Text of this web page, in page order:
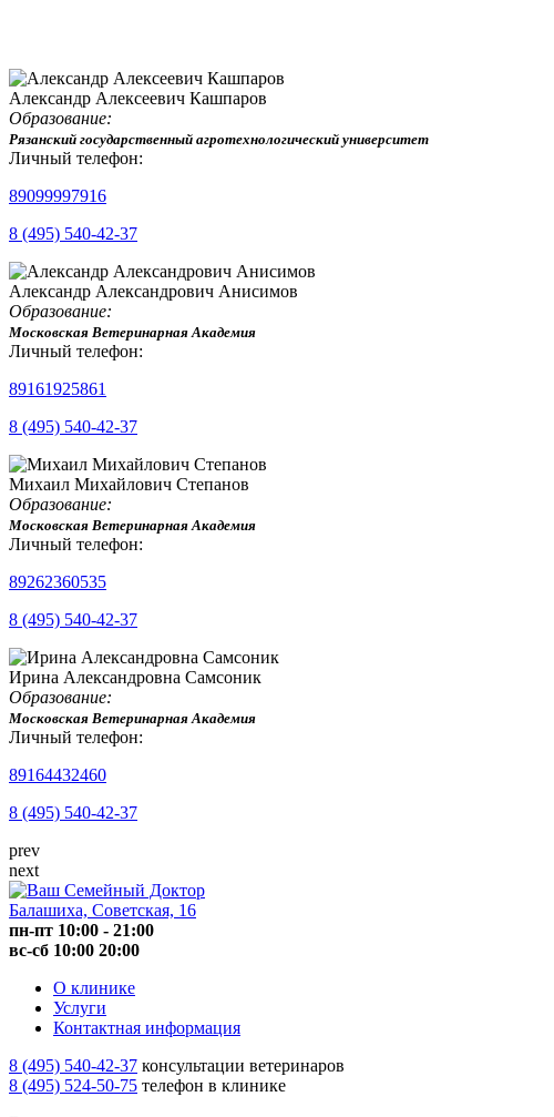
Александр Алексеевич Кашпаров
Образование:
Рязанский государственный агротехнологический университет
Личный телефон:
89099997916
8 (495) 540-42-37
Александр Александрович Анисимов
Образование:
Московская Ветеринарная Академия
Личный телефон:
89161925861
8 (495) 540-42-37
Михаил Михайлович Степанов
Образование:
Московская Ветеринарная Академия
Личный телефон:
89262360535
8 (495) 540-42-37
Ирина Александровна Самсоник
Образование:
Московская Ветеринарная Академия
Личный телефон:
89164432460
8 (495) 540-42-37
prev
next
Балашиха, Советская, 16
пн-пт 10:00 - 21:00
вс-сб 10:00 20:00
О клинике
Услуги
Контактная информация
8 (495) 540-42-37 консультации ветеринаров
8 (495) 524-50-75 телефон в клинике